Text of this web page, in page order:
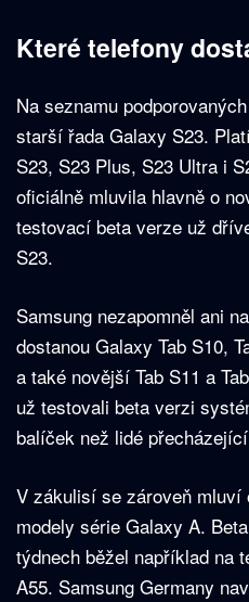
Které telefony
Na seznamu
starší řada Galaxy S23.
S23, S23 Plus, S23 Ultra i
oficiálně mluvila hlavně o
testovací beta verze už
S23.
Samsung nezapomněl ani
dostanou Galaxy Tab S10,
a také novější Tab S11 a
už testovali beta verzi
balíček než lidé
V zákulisí se zároveň
modely série Galaxy A.
týdnech běžel například na
A55. Samsung Germany